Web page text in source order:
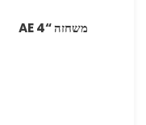
משחזה “AE 4